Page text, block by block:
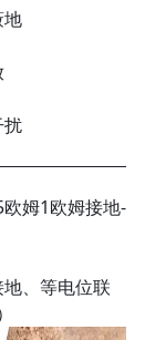
地
扰
姆1欧姆接地-
、等电位联